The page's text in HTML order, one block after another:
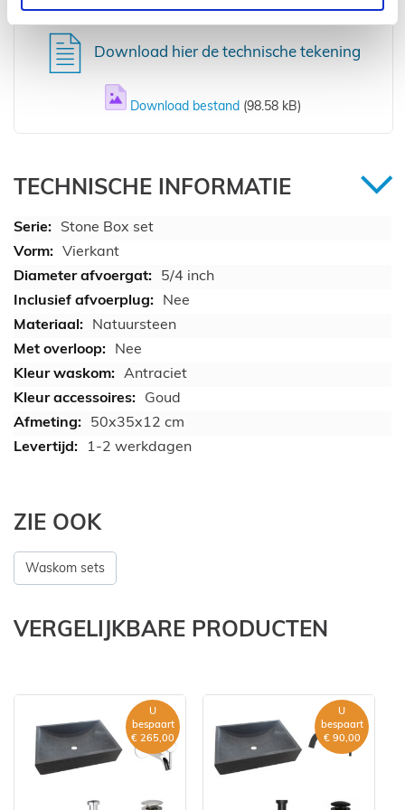
Download hier de technische tekening
Download bestand (98.58 kB)
TECHNISCHE INFORMATIE
Stone Box set
Vierkant
5/4 inch
Nee
Natuursteen
Nee
Antraciet
Goud
50x35x12 cm
1-2 werkdagen
ZIE OOK
Waskom sets
VERGELIJKBARE PRODUCTEN
U
bespaart
€ 265,00
U
bespaart
€ 90,00